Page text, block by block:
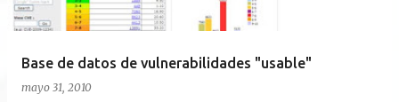
Base de datos de vulnerabilidades "usable"
mayo 31, 2010